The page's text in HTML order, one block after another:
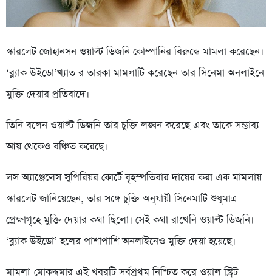
স্কারলেট জোহানসন ওয়াল্ট ডিজনি কোম্পানির বিরুদ্ধে মামলা করেছেন।
‘ব্ল্যাক উইডো’খ্যাত র তারকা মামলাটি করেছেন তার সিনেমা অনলাইনে
মুক্তি দেয়ার প্রতিবাদে।
তিনি বলেন ওয়াল্ট ডিজনি তার চুক্তি লঙ্ঘন করেছে এবং তাকে সম্ভাব্য
আয় থেকেও বঞ্চিত করেছে।
লস অ্যাঞ্জেলেস সুপিরিয়র কোর্টে বৃহস্পতিবার দায়ের করা এক মামলায়
স্কারলেট জানিয়েছেন, তার সঙ্গে চুক্তি অনুযায়ী সিনেমাটি শুধুমাত্র
প্রেক্ষাগৃহে মুক্তি দেয়ার কথা ছিলো। সেই কথা রাখেনি ওয়াল্ট ডিজনি।
‘ব্ল্যাক উইডো’ হলের পাশাপাশি অনলাইনেও মুক্তি দেয়া হয়েছে।
মামলা-মোকদ্দমার এই খবরটি সর্বপ্রথম নিশ্চিত করে ওয়াল স্ট্রিট